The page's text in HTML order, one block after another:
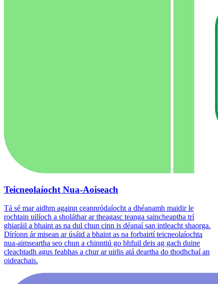
Teicneolaíocht Nua-Aoiseach
Tá sé mar aidhm againn ceannródaíocht a dhéanamh maidir le
rochtain uilíoch a sholáthar ar theagasc teanga saincheaptha trí
ghiaráil a bhaint as na dul chun cinn is déanaí san intleacht shaorga.
Díríonn ár misean ar úsáid a bhaint as na forbairtí teicneolaíochta
nua-aimseartha seo chun a chinntiú go bhfuil deis ag gach duine
cleachtadh agus feabhas a chur ar uirlis atá deartha do thodhchaí an
oideachais.